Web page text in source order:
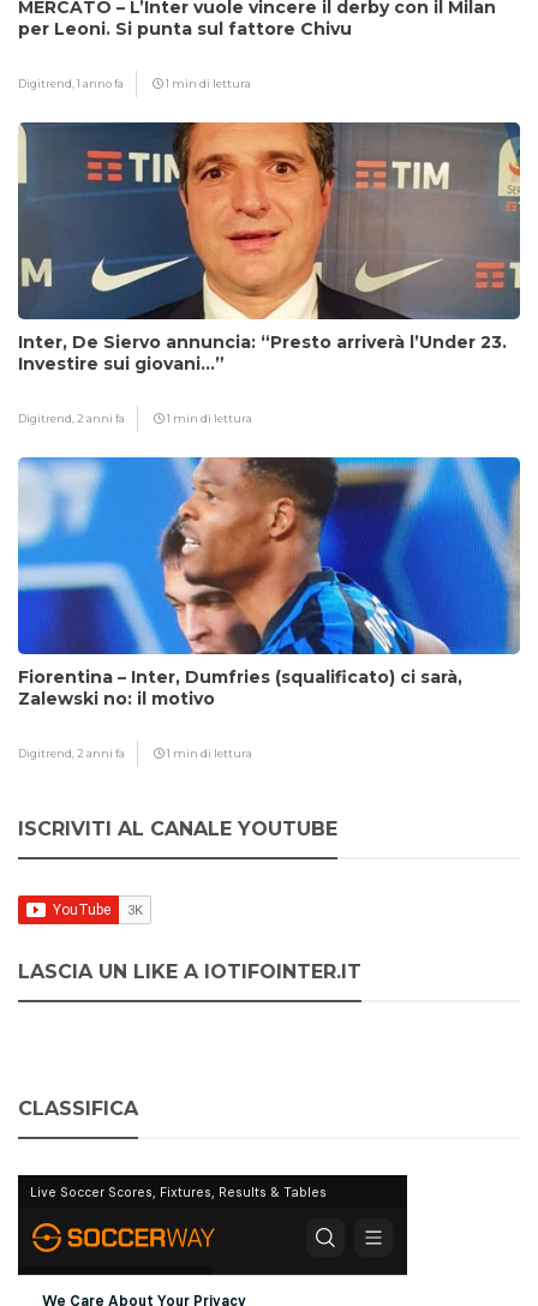
MERCATO – L’Inter vuole vincere il derby con il Milan
per Leoni. Si punta sul fattore Chivu
Digitrend,1 anno fa 1 min di lettura
Inter, De Siervo annuncia: “Presto arriverà l’Under 23.
Investire sui giovani…”
Digitrend, 2 anni fa 1 min di lettura
Fiorentina – Inter, Dumfries (squalificato) ci sarà,
Zalewski no: il motivo
Digitrend, 2 anni fa 1 min di lettura
ISCRIVITI AL CANALE YOUTUBE
LASCIA UN LIKE A IOTIFOINTER.IT
CLASSIFICA